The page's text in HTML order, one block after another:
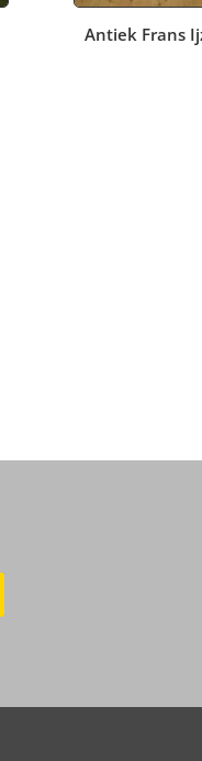
Antiek Frans